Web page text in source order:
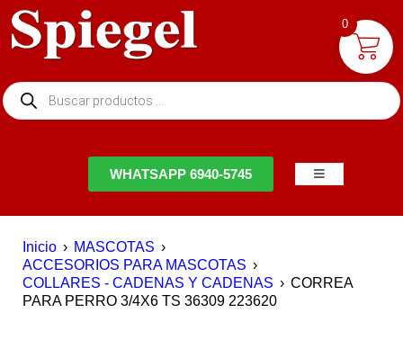
WHATSAPP 6940-5745
Inicio › MASCOTAS ›
ACCESORIOS PARA MASCOTAS ›
COLLARES - CADENAS Y CADENAS › CORREA
PARA PERRO 3/4X6 TS 36309 223620
0